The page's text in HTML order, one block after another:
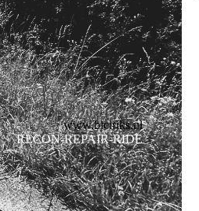
www.bicifiks.nl
RECON-REPAIR-RIDE